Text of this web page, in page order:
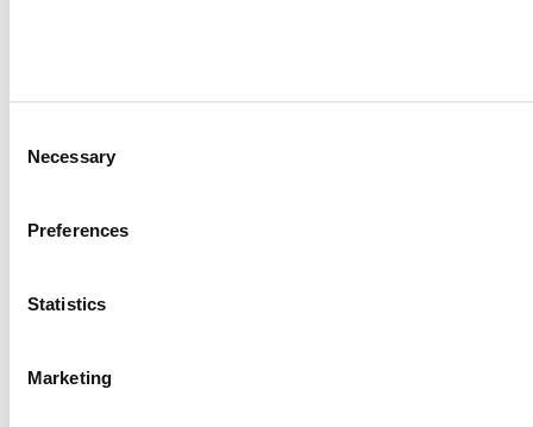
Selection
Necessary
Preferences
Statistics
Marketing